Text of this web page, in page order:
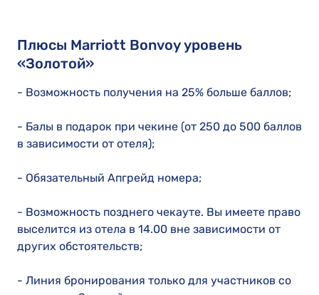
Плюсы Marriott Bonvoy уровень
«Золотой»
- Возможность получения на 25% больше баллов;
- Балы в подарок при чекине (от 250 до 500 баллов
в зависимости от отеля);
- Обязательный Апгрейд номера;
- Возможность позднего чекауте. Вы имеете право
выселится из отела в 14.00 вне зависимости от
других обстоятельств;
- Линия бронирования только для участников со